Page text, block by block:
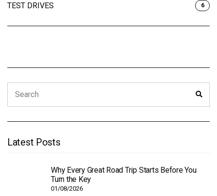
TEST DRIVES 6
for:
Latest Posts
Why Every Great Road Trip Starts Before You
Turn the Key
01/08/2026